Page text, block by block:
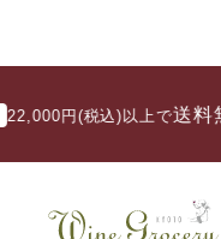
)以上で送料無料/ 33,000